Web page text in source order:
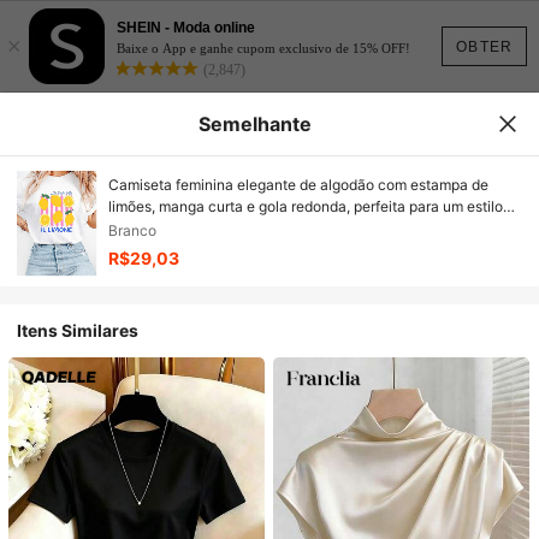
OBTER
×
SHEIN - Moda online
Baixe o App e ganhe cupom exclusivo de 15% OFF!
(2,847)
Semelhante
Camiseta feminina elegante de algodão com estampa de
limões, manga curta e gola redonda, perfeita para um estilo
casual de verão.
Branco
R$29,03
Itens Similares